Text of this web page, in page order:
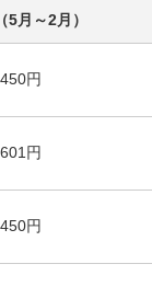
5月～2月）
円
円
円